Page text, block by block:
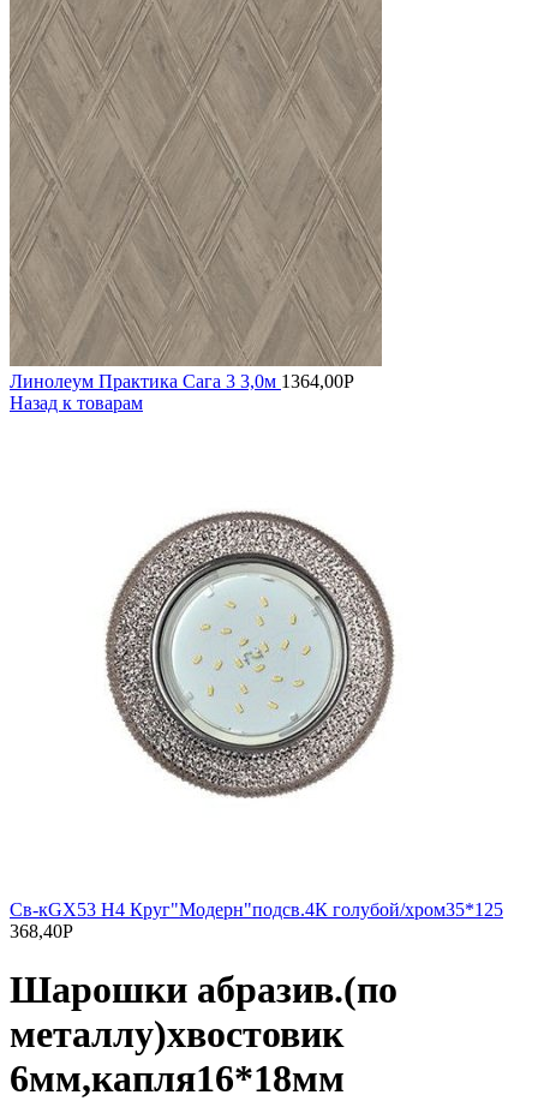
Линолеум Практика Сага 3 3,0м 1364,00Р
Назад к товарам
Св-кGX53 H4 Круг"Модерн"подсв.4К голубой/хром35*125
368,40Р
Шарошки абразив.(по
металлу)хвостовик
6мм,капля16*18мм